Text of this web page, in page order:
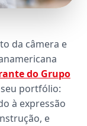
da câmera e
do Grupo
portfólio:
à expressão
e